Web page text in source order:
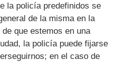
la policía predefinidos se
de la misma en la
que estemos en una
la policía puede fijarse
en el caso de